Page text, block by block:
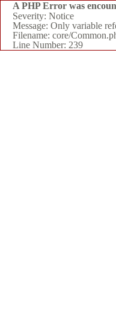
A PHP Error was
Severity: Notice
Message: Only variable
Filename: core/
Line Number: 239